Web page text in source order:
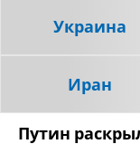
Путин
Украина
Иран